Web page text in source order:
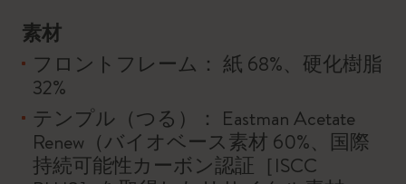
素材
フロントフレーム： 紙 68%、硬化樹脂
32%
テンプル（つる）： Eastman Acetate
Renew（バイオベース素材 60%、国際
持続可能性カーボン認証［ISCC